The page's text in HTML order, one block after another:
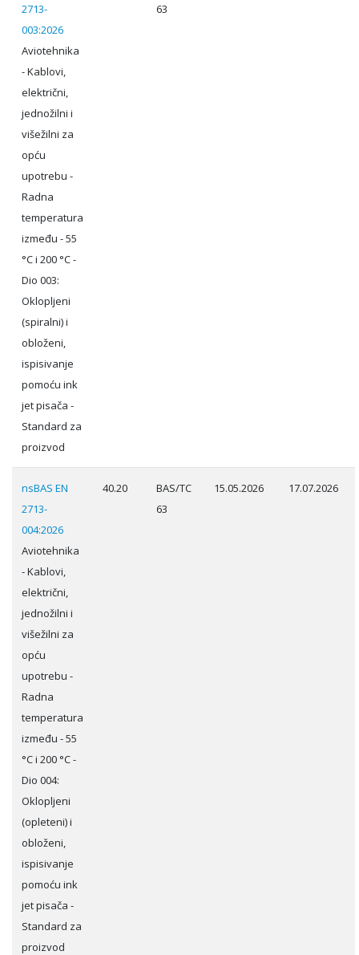
2713-
003:2026
Aviotehnika
- Kablovi,
električni,
jednožilni i
višežilni za
opću
upotrebu -
Radna
temperatura
između - 55
°C i 200 °C -
Dio 003:
Oklopljeni
(spiralni) i
obloženi,
ispisivanje
pomoću ink
jet pisača -
Standard za
proizvod
63
nsBAS EN
2713-
004:2026
Aviotehnika
- Kablovi,
električni,
jednožilni i
višežilni za
opću
upotrebu -
Radna
temperatura
između - 55
°C i 200 °C -
Dio 004:
Oklopljeni
(opleteni) i
obloženi,
ispisivanje
pomoću ink
jet pisača -
Standard za
proizvod
40.20
BAS/TC
63
15.05.2026 17.07.2026